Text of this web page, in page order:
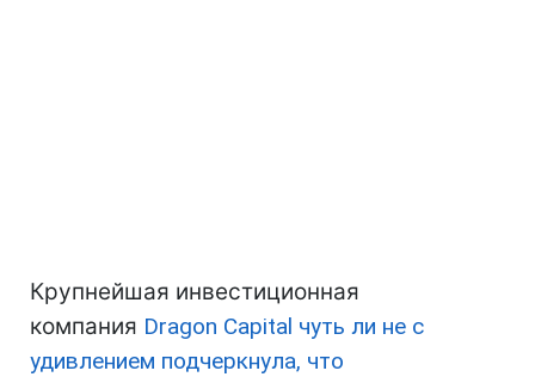
Крупнейшая инвестиционная
компания Dragon Capital чуть ли не с
удивлением подчеркнула, что